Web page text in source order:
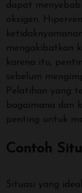
dapat
oksigen.
mengakibatkan
karena itu,
sebelum
Pelatihan yang
bagaimana dan
penting untuk
Contoh
Situasi yang